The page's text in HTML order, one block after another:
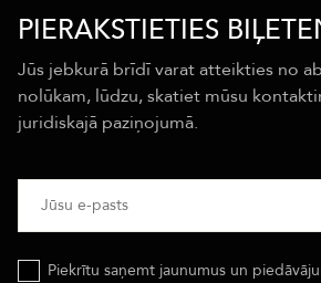
PIERAKSTIETIES
Jūs jebkurā brīdī varat atteikties no
nolūkam, lūdzu, skatiet mūsu
juridiskajā paziņojumā.
Piekrītu saņemt jaunumus un